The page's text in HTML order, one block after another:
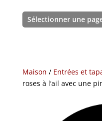
Sélectionner une
Maison / Entrées et
roses à l’ail avec une